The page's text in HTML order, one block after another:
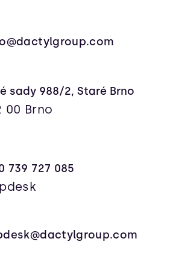
sady 988/2, Staré Brno
00 Brno
739 727 085